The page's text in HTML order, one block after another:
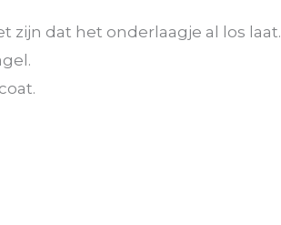
zijn dat het onderlaagje al los laat.